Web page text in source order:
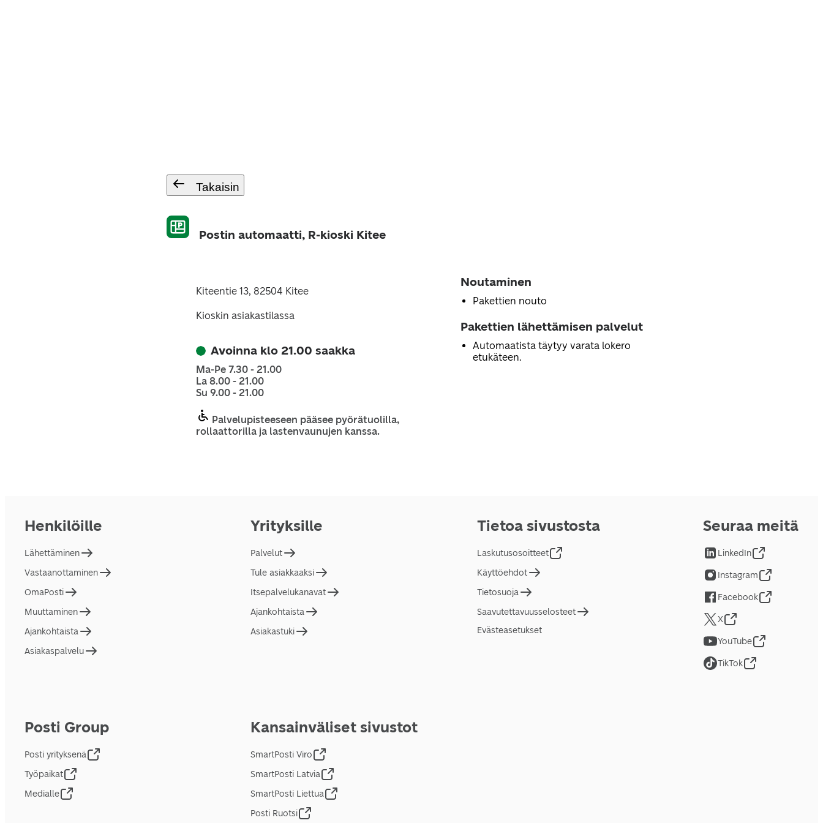
Takaisin
Postin automaatti, R-kioski Kitee
Kiteentie 13, 82504 Kitee
Kioskin asiakastilassa
Avoinna klo 21.00 saakka
Ma-Pe 7.30 - 21.00
La 8.00 - 21.00
Su 9.00 - 21.00
Palvelupisteeseen pääsee pyörätuolilla,
rollaattorilla ja lastenvaunujen kanssa.
Noutaminen
Pakettien nouto
Pakettien lähettämisen palvelut
Automaatista täytyy varata lokero
etukäteen.
Henkilöille
Lähettäminen
Vastaanottaminen
OmaPosti
Muuttaminen
Ajankohtaista
Asiakaspalvelu
Yrityksille
Palvelut
Tule asiakkaaksi
Itsepalvelukanavat
Ajankohtaista
Asiakastuki
Tietoa sivustosta
Laskutusosoitteet
Käyttöehdot
Tietosuoja
Saavutettavuusselosteet
Evästeasetukset
Posti Group
Posti yrityksenä
Työpaikat
Medialle
Kansainväliset sivustot
SmartPosti Viro
SmartPosti Latvia
SmartPosti Liettua
Posti Ruotsi
Seuraa meitä
LinkedIn
Instagram
Facebook
X
YouTube
TikTok